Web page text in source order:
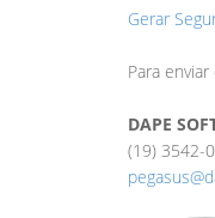
Gerar
Para
DAPE
(19) 3542-